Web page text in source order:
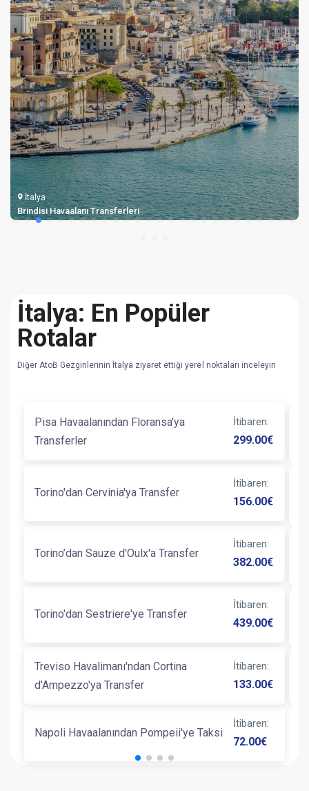
İtalya
Lampedusa Havalimanı Taksi Transferleri
İtalya: En Popüler
Rotalar
Diğer AtoB Gezginlerinin İtalya ziyaret ettiği yerel noktaları inceleyin
Pisa Havaalanından Floransa'ya
Transferler
İtibaren:
299.00€
Torino'dan Cervinia'ya Transfer
İtibaren:
156.00€
Torino’dan Sauze d'Oulx'a Transfer
İtibaren:
382.00€
Torino'dan Sestriere'ye Transfer
İtibaren:
439.00€
Treviso Havalimanı'ndan Cortina
d'Ampezzo'ya Transfer
İtibaren:
133.00€
Napoli Havaalanından Pompeii'ye Taksi
İtibaren:
72.00€